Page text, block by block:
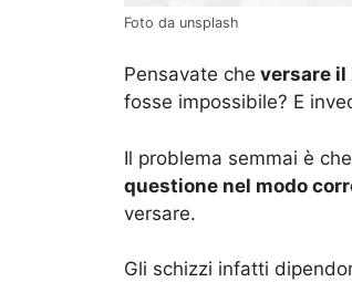
Foto da unsplash
Pensavate che versare il
fosse impossibile? E
Il problema semmai è che
questione nel modo
versare.
Gli schizzi infatti